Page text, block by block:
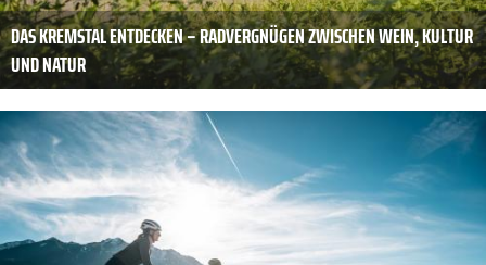
DAS KREMSTAL ENTDECKEN – RADVERGNÜGEN ZWISCHEN WEIN, KULTUR
UND NATUR